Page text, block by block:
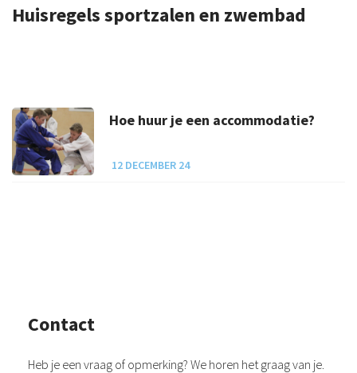
Huisregels sportzalen en zwembad
12 DECEMBER 24
Hoe huur je een accommodatie?
Contact
Heb je een vraag of opmerking? We horen het graag van je.